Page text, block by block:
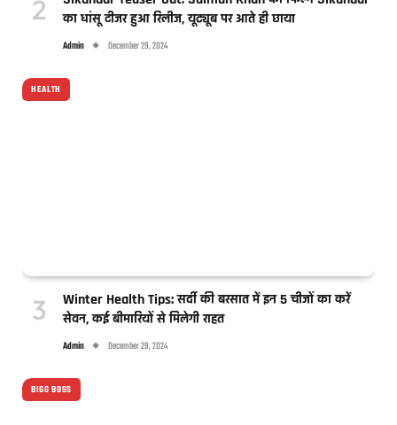
का धांसू टीजर हुआ रिलीज, यूट्यूब पर आते ही छाया
Admin December 29, 2024
HEALTH
Winter Health Tips: सर्दी की बरसात में इन 5 चीजों का करें
सेवन, कई बीमारियों से मिलेगी राहत
Admin December 29, 2024
BIGG BOSS